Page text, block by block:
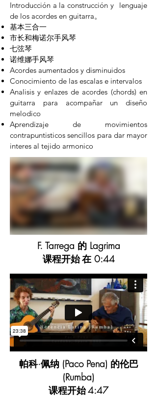
Introducción a la construcción y
lenguaje
de los acordes en guitarra。
基本三合一
市长和梅诺尔手风琴
七弦琴
诺维娜手风琴
Acordes aumentados y disminuidos
Conocimiento de las escalas e intervalos
Analisis y enlazes de acordes (chords) en
guitarra para acompañar un diseño
melodico
Aprendizaje de movimientos
contrapuntisticos sencillos para dar mayor
interes al tejido armonico
F. Tarrega 的 Lagrima
课程开始在 0:44
帕科·佩纳 (Paco Pena) 的伦巴
(Rumba)
课程开始4:47